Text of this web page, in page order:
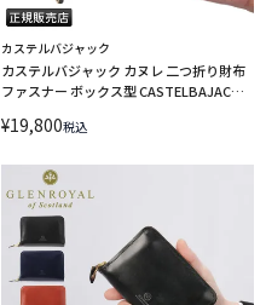
カステルバジャック
カステルバジャック カヌレ 二つ折り財布
ファスナー ボックス型 CASTELBAJAC
¥19,800税込